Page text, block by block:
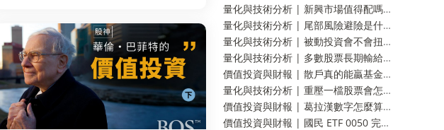
量化與技術分析 | 新興市場值得配嗎？二十三年實測：報酬差距分不出勝負，但台灣人多買了一份自己
量化與技術分析 | 尾部風險避險是什麼？崩盤保險的真實成本，以及一個更省事的替代方案
量化與技術分析 | 被動投資會不會扭曲市場？三十年實測：齊漲齊跌是真的，指數基金的責任卻查不出來
量化與技術分析 | 多數股票長期輸給國庫券是真的嗎？一千多家公司實測：輸的只有兩成，真正該怕的是另一件事
價值投資與財報 | 散戶真的能贏基金經理人嗎？《彼得林區選股戰略》重點整理，十壘打實測與被誤解的一句話
量化與技術分析 | 重壓一檔股票會怎樣？四千多次十年實測：分散到五檔，賠錢機率從一成四掉到不到百分之一
價值投資與財報 | 葛拉漢數字怎麼算？淨流動資產撿菸蒂實測：台股剩九檔，美股一檔不剩
價值投資與財報 | 國民 ETF 0050 完整解析：裡面裝了什麼、近十年實測，和 0056、006208 怎麼選